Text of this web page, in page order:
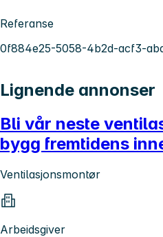
Referanse
0f884e25-5058-4b2d-acf3-
Lignende annonser
Bli vår neste
bygg fremtidens
Ventilasjonsmontør
Arbeidsgiver